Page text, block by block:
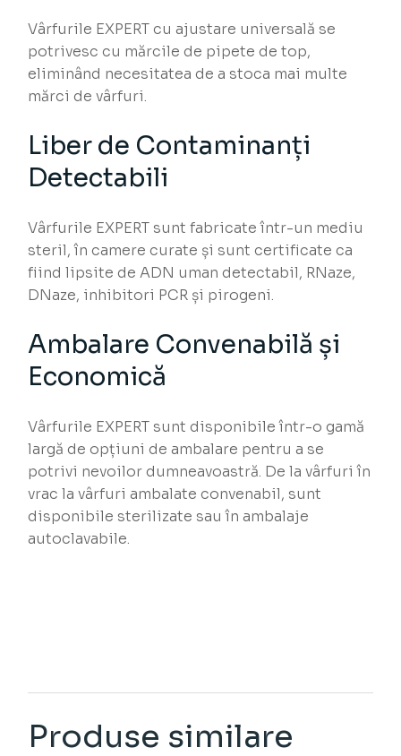
Vârfurile EXPERT cu ajustare universală se
potrivesc cu mărcile de pipete de top,
eliminând necesitatea de a stoca mai multe
mărci de vârfuri.
Liber de Contaminanți
Detectabili
Vârfurile EXPERT sunt fabricate într-un mediu
steril, în camere curate și sunt certificate ca
fiind lipsite de ADN uman detectabil, RNaze,
DNaze, inhibitori PCR și pirogeni.
Ambalare Convenabilă și
Economică
Vârfurile EXPERT sunt disponibile într-o gamă
largă de opțiuni de ambalare pentru a se
potrivi nevoilor dumneavoastră. De la vârfuri în
vrac la vârfuri ambalate convenabil, sunt
disponibile sterilizate sau în ambalaje
autoclavabile.
Produse similare